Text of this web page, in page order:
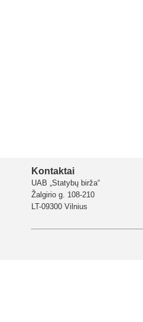
Kontaktai
UAB „Statybų birža“
Žalgirio g. 108-210
LT-09300 Vilnius